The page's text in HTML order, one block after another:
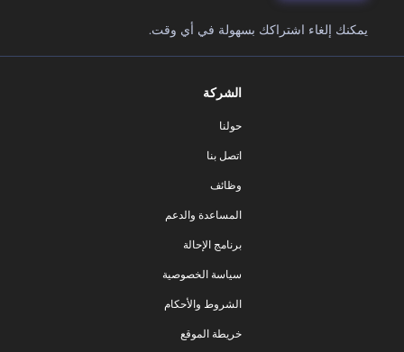
يمكنك إلغاء اشتراكك بسهولة في أي وقت.
الشركة
حولنا
اتصل بنا
وظائف
المساعدة والدعم
برنامج الإحالة
سياسة الخصوصية
الشروط والأحكام
خريطة الموقع